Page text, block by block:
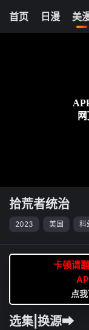
首页 日漫 美
拾荒者统治
2023 美国 科
卡顿请
点
选集|换源➡